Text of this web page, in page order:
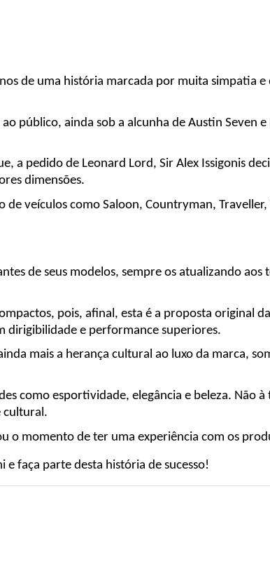
de uma história marcada por muita simpatia e
público, ainda sob a alcunha de Austin Seven
a pedido de Leonard Lord, Sir Alex Issigonis
dimensões.
veículos como Saloon, Countryman,
de seus modelos, sempre os atualizando
pois, afinal, esta é a proposta original
dirigibilidade e performance superiores.
mais a herança cultural ao luxo da marca,
como esportividade, elegância e beleza. Não
cultural.
o momento de ter uma experiência com os
faça parte desta história de sucesso!